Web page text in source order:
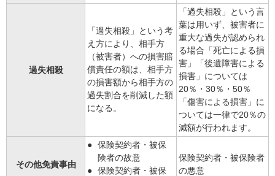
過失相殺
「過失相殺」という考
え方により、相手方
（被害者）への損害賠
償責任の額は、相手方
の損害額から相手方の
過失割合を削減した額
になる。
「過失相殺」という言
葉は用いず、被害者に
重大な過失が認められ
る場合「死亡による損
害」「後遺障害による
損害」については
20％・30％・50％
「傷害による損害」に
ついては一律で20％の
減額が行われます。
その他免責事由
保険契約者・被保
険者の故意
保険契約者・被保
保険契約者・被保険者
の悪意